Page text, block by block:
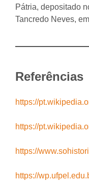
Pátria, depositado
Tancredo Neves,
Referências
https://
https://
https://
https://